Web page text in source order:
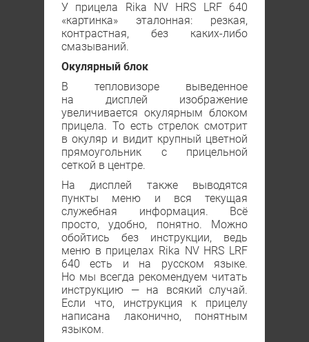
У прицела Rika NV HRS LRF 640
«картинка» эталонная: резкая,
контрастная, без каких-либо
смазываний.
Окулярный блок
В тепловизоре выведенное
на дисплей изображение
увеличивается окулярным блоком
прицела. То есть стрелок смотрит
в окуляр и видит крупный цветной
прямоугольник с прицельной
сеткой в центре.
На дисплей также выводятся
пункты меню и вся текущая
служебная информация. Всё
просто, удобно, понятно. Можно
обойтись без инструкции, ведь
меню в прицелах Rika NV HRS LRF
640 есть и на русском языке.
Но мы всегда рекомендуем читать
инструкцию — на всякий случай.
Если что, инструкция к прицелу
написана лаконично, понятным
языком.